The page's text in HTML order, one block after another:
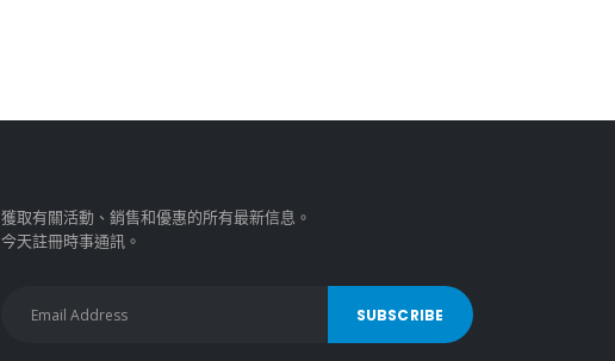
獲取有關活動、銷售和優惠的所有最新信息。
今天註冊時事通訊。